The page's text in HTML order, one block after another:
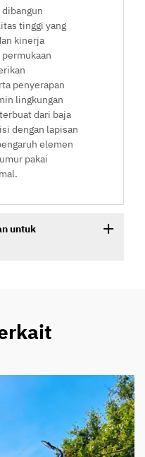
tinggi yang
kinerja
penyerapan
lingkungan
dari baja
dengan lapisan
elemen
pakai
untuk